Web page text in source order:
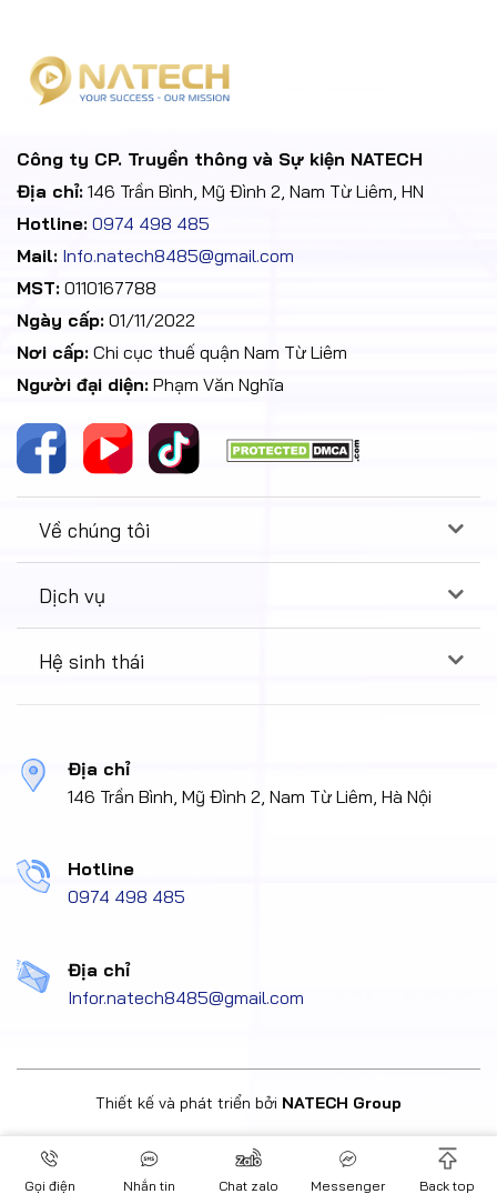
Gọi điện Chat zalo Messenger Back top
Gọi điện Nhắn tin Chat zalo Messenger Back top
Công ty CP. Truyền thông và Sự kiện NATECH
Địa chỉ: 146 Trần Bình, Mỹ Đình 2, Nam Từ Liêm, HN
Hotline: 0974 498 485
Mail: Info.natech8485@gmail.com
MST: 0110167788
Ngày cấp: 01/11/2022
Nơi cấp: Chi cục thuế quận Nam Từ Liêm
Người đại diện: Phạm Văn Nghĩa
Về chúng tôi
Dịch vụ
Hệ sinh thái
Địa chỉ
146 Trần Bình, Mỹ Đình 2, Nam Từ Liêm, Hà Nội
Hotline
0974 498 485
Địa chỉ
Infor.natech8485@gmail.com
Thiết kế và phát triển bởi NATECH Group